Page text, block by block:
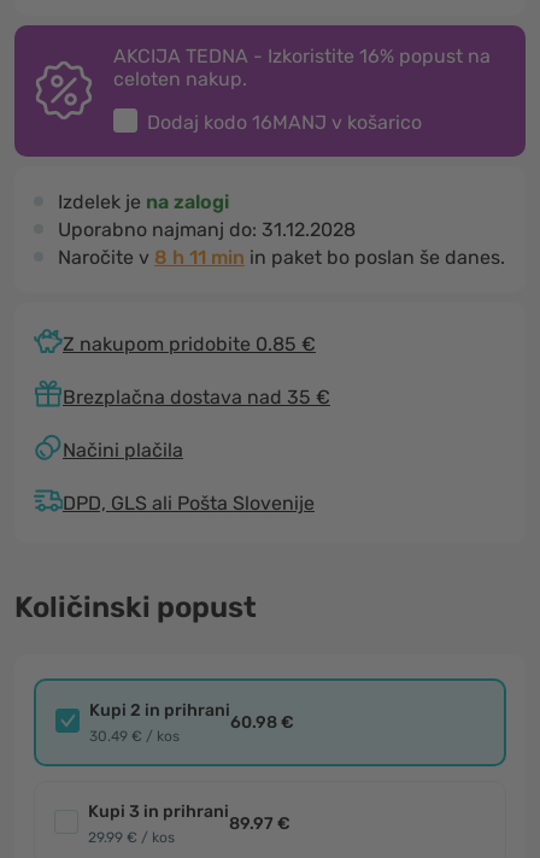
AKCIJA TEDNA - Izkoristite 16% popust na
celoten nakup.
Dodaj kodo 16MANJ v košarico
Izdelek je na zalogi
Uporabno najmanj do: 31.12.2028
Naročite v 8 h 11 min in paket bo poslan še danes.
Z nakupom pridobite 0.85 €
Brezplačna dostava nad 35 €
Načini plačila
DPD, GLS ali Pošta Slovenije
Količinski popust
Kupi 2 in prihrani
30.49 € / kos
60.98 €
Kupi 3 in prihrani
29.99 € / kos
89.97 €